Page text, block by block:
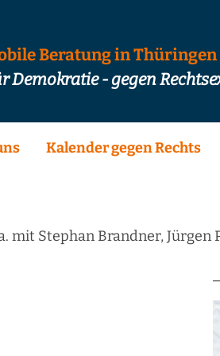
Beratung in Thüringen
Demokratie - gegen
Kalender gegen Rechts
Stephan Brandner, Jürgen